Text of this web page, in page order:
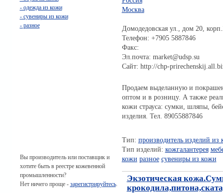
Москва
Домодедовская ул., дом 20,
Телефон: +7905 5887846
Факс:
Эл.почта: market@udsp.su
Сайт: http://chp-
Продаем выделанную и
оптом и в розницу. А также
кожи страуса: сумки, шляпы,
изделия. Тел. 89055887846
Тип: производитель изделий из
Тип изделий: кожгалантерея
кожи разное сувениры из кожи
Экзотическая
- одежда из кожи
- сувениры из кожи
- разное
Вы производитель или поставщик и
хотите быть в реестре кожевенной
промышленности?
Нет ничего проще - зарегистрируйтесь.